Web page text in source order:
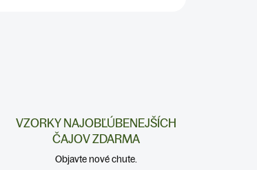
VZORKY NAJOBĽÚBENEJŠÍCH
ČAJOV ZDARMA
Objavte nové chute.